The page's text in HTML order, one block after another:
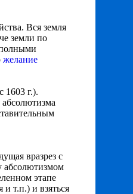
Вся земля
земли по
желание
1603 г.).
вразрез с
абсолютизмом
этапе
т.п.) и взяться